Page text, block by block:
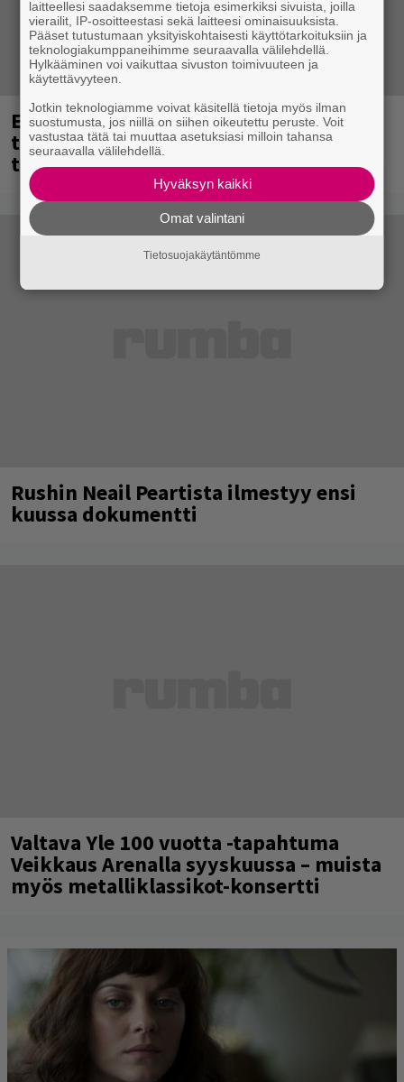
Eppu Normaalin viimeinen keikka
tänään – katso kuvagalleria torstailta
täältä
Rushin Neail Peartista ilmestyy ensi
kuussa dokumentti
Valtava Yle 100 vuotta -tapahtuma
Veikkaus Arenalla syyskuussa – muista
myös metalliklassikot-konsertti
laitteellesi saadaksemme tietoja esimerkiksi sivuista, joilla
vierailit, IP-osoitteestasi sekä laitteesi ominaisuuksista.
Pääset tutustumaan yksityiskohtaisesti käyttötarkoituksiin ja
teknologiakumppaneihimme seuraavalla välilehdellä.
Hylkääminen voi vaikuttaa sivuston toimivuuteen ja
käytettävyyteen.
Jotkin teknologiamme voivat käsitellä tietoja myös ilman
suostumusta, jos niillä on siihen oikeutettu peruste. Voit
vastustaa tätä tai muuttaa asetuksiasi milloin tahansa
seuraavalla välilehdellä.
Hyväksyn kaikki
Omat valintani
Tietosuojakäytäntömme